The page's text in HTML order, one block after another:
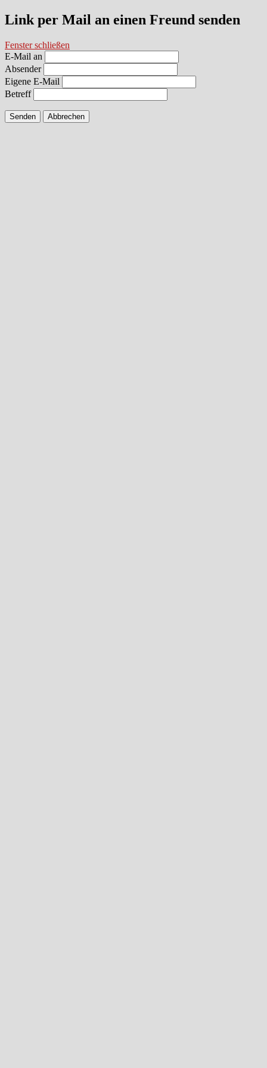
Link per Mail an einen Freund senden
Fenster schließen
E-Mail an
Absender
Eigene E-Mail
Betreff
Senden Abbrechen